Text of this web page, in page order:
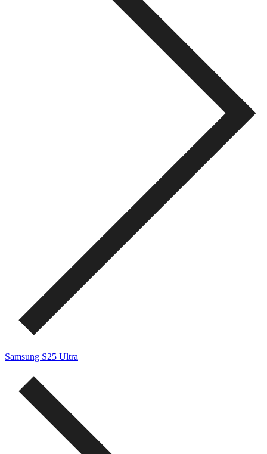
Samsung S25 Ultra